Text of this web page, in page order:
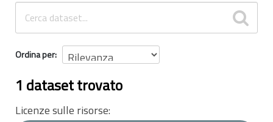
INFORMAZIONI
Ordina per
1 dataset trovato
Licenze sulle risorse: